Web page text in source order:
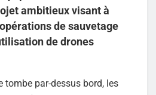
ambitieux visant à
de sauvetage
de drones
tombe par-dessus bord, les